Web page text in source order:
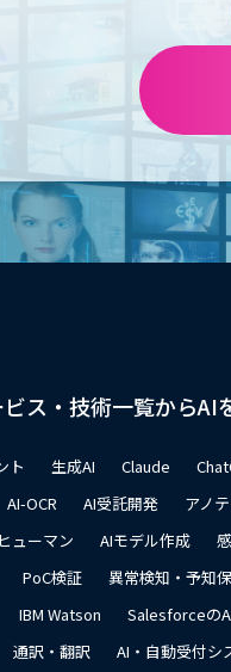
ス・技術一覧からAI
ト 生成AI Claude
AI-OCR AI受託開発 アノ
ューマン
AIモデル作成
PoC検証 異常検知・予知
IBM Watson Salesforceの
通訳・翻訳 AI・自動受付シ